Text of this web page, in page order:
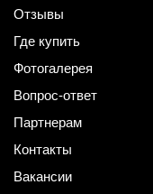
Отзывы
Где купить
Фотогалерея
Вопрос-ответ
Партнерам
Контакты
Вакансии